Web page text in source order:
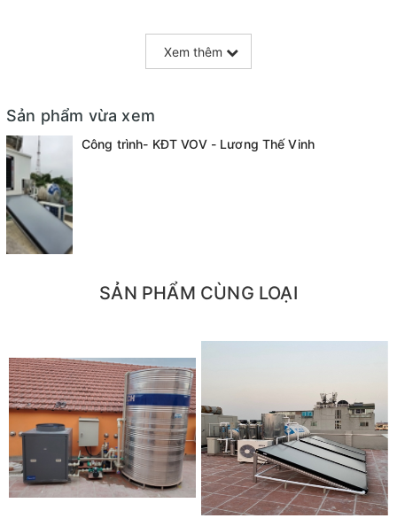
Xem thêm
Sản phẩm vừa xem
Công trình- KĐT VOV - Lương Thế Vinh
SẢN PHẨM CÙNG LOẠI